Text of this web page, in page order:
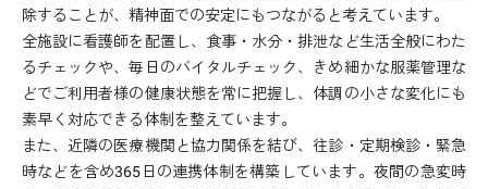
除することが、精神面での安定にもつながると考えています。
全施設に看護師を配置し、食事・水分・排泄など生活全般にわた
るチェックや、毎日のバイタルチェック、きめ細かな服薬管理な
どでご利用者様の健康状態を常に把握し、体調の小さな変化にも
素早く対応できる体制を整えています。
また、近隣の医療機関と協力関係を結び、往診・定期検診・緊急
時などを含め365日の連携体制を構築しています。夜間の急変時